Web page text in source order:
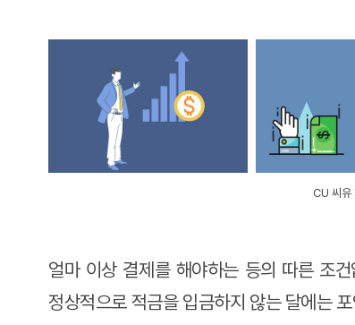
CU 씨유
얼마 이상 결제를 해야하는 등의 따른 조
정상적으로 적금을 입금하지 않는 달에는